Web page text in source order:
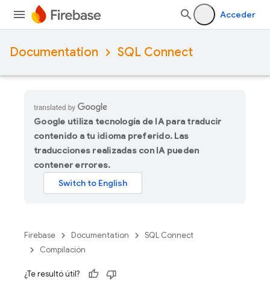
Acceder
Documentation SQL Connect
Google utiliza tecnología de IA para traducir
contenido a tu idioma preferido. Las
traducciones realizadas con IA pueden
contener errores.
Firebase Documentation
SQL Connect
Compilación
¿Te resultó útil?